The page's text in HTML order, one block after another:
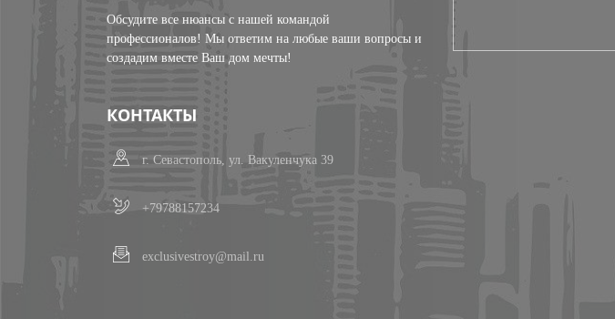
Обсудите все нюансы с нашей командой
профессионалов! Мы ответим на любые ваши вопросы и
создадим вместе Ваш дом мечты!
КОНТАКТЫ
г. Севастополь, ул. Вакуленчука 39
+79788157234
exclusivestroy@mail.ru